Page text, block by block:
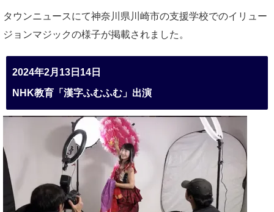
タウンニュースにて神奈川県川崎市の支援学校でのイリュー
ジョンマジックの様子が掲載されました。
2024年2月13日14日
NHK教育「漢字ふむふむ」出演